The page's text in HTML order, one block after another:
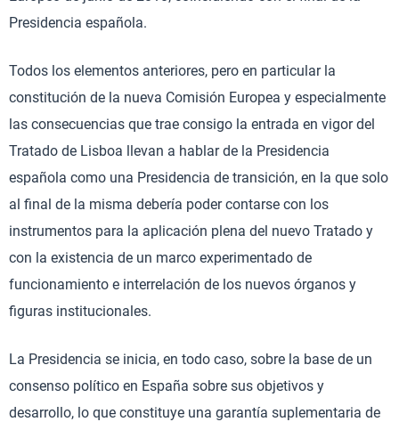
Presidencia española.
Todos los elementos anteriores, pero en particular la
constitución de la nueva Comisión Europea y especialmente
las consecuencias que trae consigo la entrada en vigor del
Tratado de Lisboa llevan a hablar de la Presidencia
española como una Presidencia de transición, en la que solo
al final de la misma debería poder contarse con los
instrumentos para la aplicación plena del nuevo Tratado y
con la existencia de un marco experimentado de
funcionamiento e interrelación de los nuevos órganos y
figuras institucionales.
La Presidencia se inicia, en todo caso, sobre la base de un
consenso político en España sobre sus objetivos y
desarrollo, lo que constituye una garantía suplementaria de